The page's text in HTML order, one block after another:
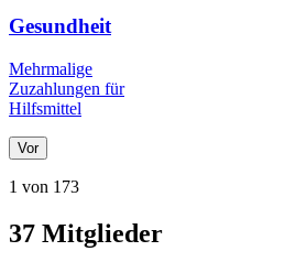
Gesundheit
Mehrmalige
Zuzahlungen für
Hilfsmittel
Vor
1 von 173
37 Mitglieder